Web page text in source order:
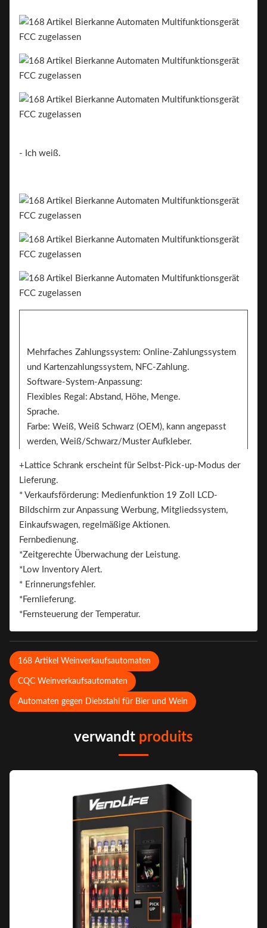
- Ich weiß.
Mehrfaches Zahlungssystem: Online-Zahlungssystem
und Kartenzahlungssystem, NFC-Zahlung.
Software-System-Anpassung:
Flexibles Regal: Abstand, Höhe, Menge.
Sprache.
Farbe: Weiß, Weiß Schwarz (OEM), kann angepasst
werden, Weiß/Schwarz/Muster Aufkleber.
Das ist Brand.
+Lattice Schrank erscheint für Selbst-Pick-up-Modus der
Lieferung.
* Verkaufsförderung: Medienfunktion 19 Zoll LCD-
Bildschirm zur Anpassung Werbung, Mitgliedssystem,
Einkaufswagen, regelmäßige Aktionen.
Fernbedienung.
*Zeitgerechte Überwachung der Leistung.
*Low Inventory Alert.
* Erinnerungsfehler.
*Fernlieferung.
*Fernsteuerung der Temperatur.
168 Artikel Weinverkaufsautomaten
CQC Weinverkaufsautomaten
Automaten gegen Diebstahl für Bier und Wein
verwandt produits